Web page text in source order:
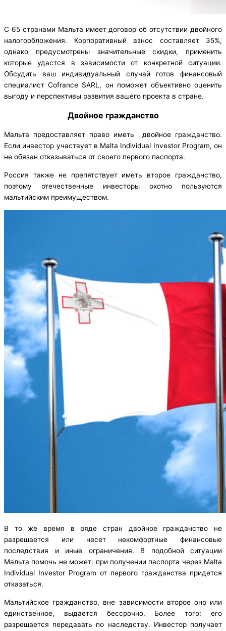
С 65 странами Мальта имеет договор об отсутствии двойного
налогообложения. Корпоративный взнос составляет 35%,
однако предусмотрены значительные скидки, применить
которые удастся в зависимости от конкретной ситуации.
Обсудить ваш индивидуальный случай готов финансовый
специалист Cofrance SARL, он поможет объективно оценить
выгоду и перспективы развития вашего проекта в стране.
Двойное гражданство
Мальта предоставляет право иметь двойное гражданство.
Если инвестор участвует в Malta Individual Investor Program, он
не обязан отказываться от своего первого паспорта.
Россия также не препятствует иметь второе гражданство,
поэтому отечественные инвесторы охотно пользуются
мальтийским преимуществом.
В то же время в ряде стран двойное гражданство не
разрешается или несет некомфортные финансовые
последствия и иные ограничения. В подобной ситуации
Мальта помочь не может: при получении паспорта через Malta
Individual Investor Program от первого гражданства придется
отказаться.
Мальтийское гражданство, вне зависимости второе оно или
единственное, выдается бессрочно. Более того: его
разрешается передавать по наследству. Инвестор получает